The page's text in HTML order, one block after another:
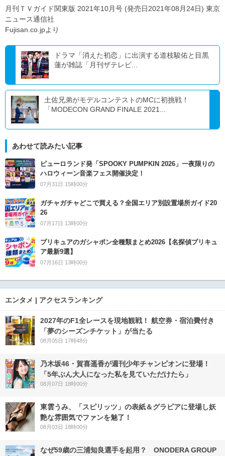
月刊ＴＶガイド関東版 2021年10月号 (発売日2021年08月24日) 東京
ニュース通信社
Fujisan.co.jpより
ドラマ「消えた初恋」に出演する道枝駿佑と目黒
蓮が雑誌「月刊ザテレビ...
土佐兄弟がモデルコンテストのMCに初挑戦！
「MODECON GRAND FINALE 2021...
あわせて読みたい記事
ピューロランド発「SPOOKY PUMPKIN 2026」一夜限りの
ハロウィーン音楽フェス開催決定！
07月31日 15時00分
ガチャガチャどこで買える？全国エリア別設置場所ガイド20
26
07月17日 13時00分
プリキュアのガシャポン全種類まとめ2026【名探偵プリキュ
ア最新9選】
07月16日 13時00分
エンタメ | アクセスランキング
2027年のF1全レースを現地観戦！ 航空券・宿泊費付き
「夢のシーズンチケット」が当たる
08月05日 17時48分
乃木坂46・賀喜遥香が週刊少年チャンピオンに登場！
「5年ぶん大人になった私を見ていただけたら」
08月07日 18時00分
東雲うみ、「スピリッツ」の表紙＆グラビアに登場し妖
艶な雰囲気でファンを魅了！
08月03日 18時00分
なぜ59歳の三浦知良選手を起用？ ONODERA GROUP